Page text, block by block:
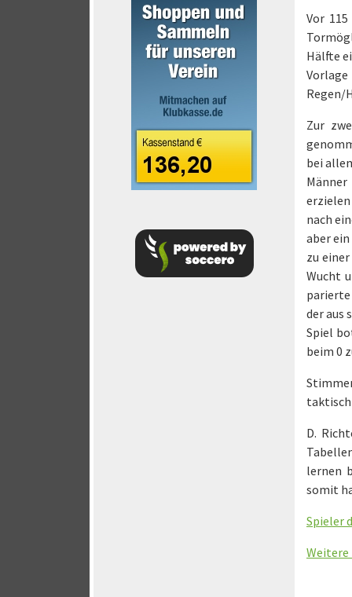
Vor
Hälfte
Regen/
Zur
bei
nach
aber
zu
Wucht
parierte
der aus
Spiel
beim 0
D.
lernen
somit
Spieler
Weitere